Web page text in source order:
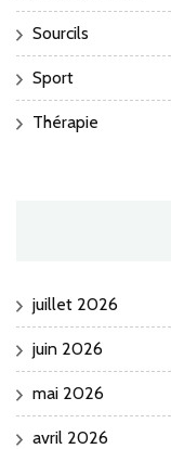
Sourcils
Sport
Thérapie
juillet 2026
juin 2026
mai 2026
avril 2026